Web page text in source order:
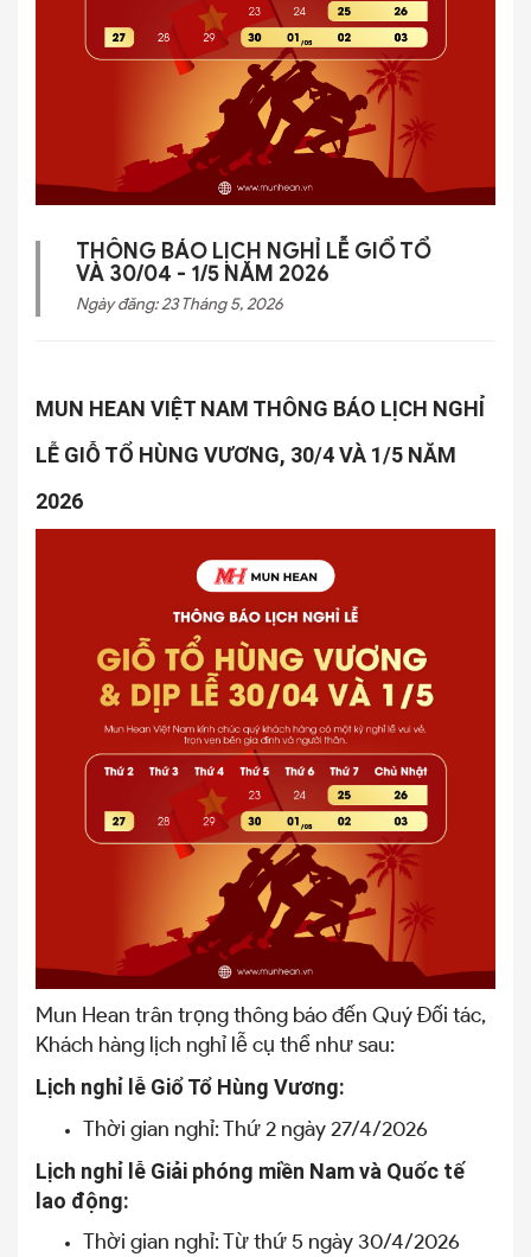
THÔNG BÁO LỊCH NGHỈ LỄ GIỔ TỔ
VÀ 30/04 - 1/5 NĂM 2026
Ngày đăng: 23 Tháng 5, 2026
MUN HEAN VIỆT NAM THÔNG BÁO LỊCH NGHỈ
LỄ GIỖ TỔ HÙNG VƯƠNG, 30/4 VÀ 1/5 NĂM
2026
Mun Hean trân trọng thông báo đến Quý Đối tác,
Khách hàng lịch nghỉ lễ cụ thể như sau:
Lịch nghỉ lễ Giổ Tổ Hùng Vương:
Thời gian nghỉ: Thứ 2 ngày 27/4/2026
Lịch nghỉ lễ Giải phóng miền Nam và Quốc tế
lao động:
Thời gian nghỉ: Từ thứ 5 ngày 30/4/2026